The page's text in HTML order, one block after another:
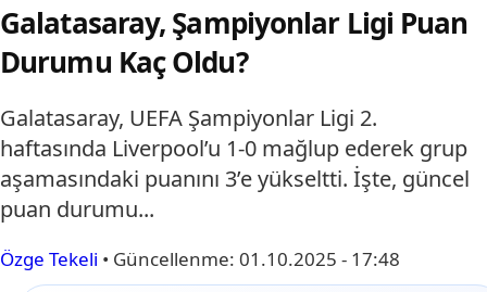
Galatasaray, Şampiyonlar Ligi Puan
Durumu Kaç Oldu?
Galatasaray, UEFA Şampiyonlar Ligi 2.
haftasında Liverpool’u 1-0 mağlup ederek grup
aşamasındaki puanını 3’e yükseltti. İşte, güncel
puan durumu...
Özge Tekeli • Güncellenme: 01.10.2025 - 17:48